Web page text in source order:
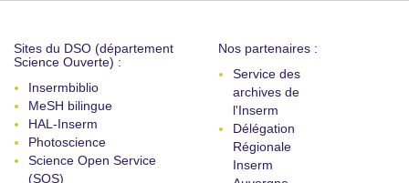
Sites du DSO (département
Science Ouverte) :
Insermbiblio
MeSH bilingue
HAL-Inserm
Photoscience
Science Open Service
(SOS)
Nos partenaires :
Service des
archives de
l'Inserm
Délégation
Régionale
Inserm